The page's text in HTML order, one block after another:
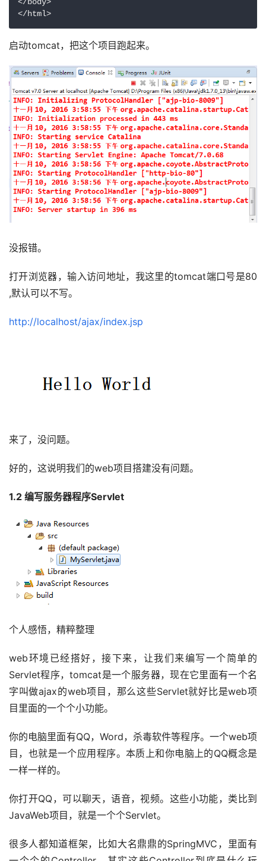
</body>
</html>
启动tomcat，把这个项目跑起来。
没报错。
打开浏览器，输入访问地址，我这里的tomcat端口号是80
,默认可以不写。
http://localhost/ajax/index.jsp
来了，没问题。
好的，这说明我们的web项目搭建没有问题。
1.2 编写服务器程序Servlet
个人感悟，精粹整理
web环境已经搭好，接下来，让我们来编写一个简单的
Servlet程序，tomcat是一个服务器，现在它里面有一个名
字叫做ajax的web项目，那么这些Servlet就好比是web项
目里面的一个个小功能。
你的电脑里面有QQ，Word，杀毒软件等程序。一个web项
目，也就是一个应用程序。本质上和你电脑上的QQ概念是
一样一样的。
你打开QQ，可以聊天，语音，视频。这些小功能，类比到
JavaWeb项目，就是一个个Servlet。
很多人都知道框架，比如大名鼎鼎的SpringMVC，里面有